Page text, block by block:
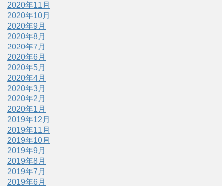
2020年11月
2020年10月
2020年9月
2020年8月
2020年7月
2020年6月
2020年5月
2020年4月
2020年3月
2020年2月
2020年1月
2019年12月
2019年11月
2019年10月
2019年9月
2019年8月
2019年7月
2019年6月